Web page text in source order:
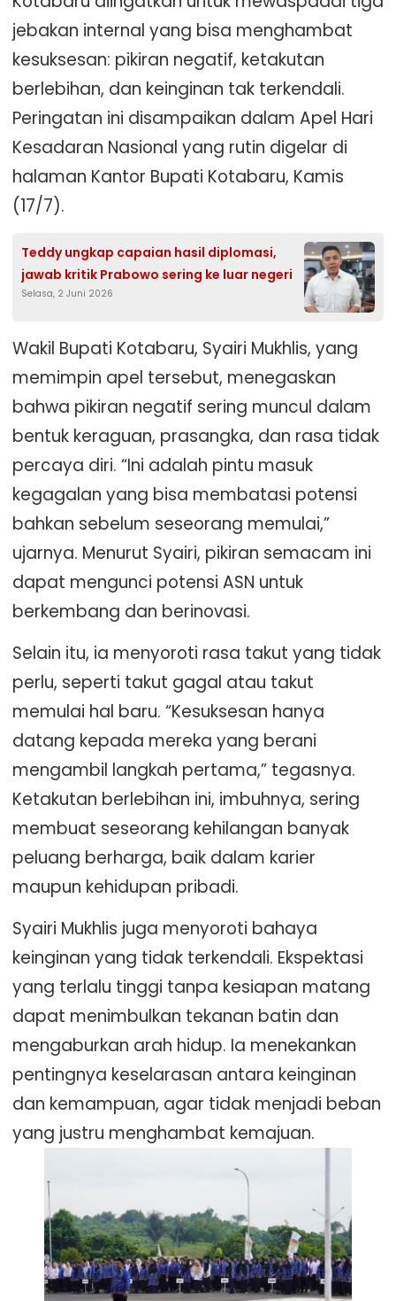
jebakan internal yang bisa menghambat
kesuksesan: pikiran negatif, ketakutan
berlebihan, dan keinginan tak terkendali.
Peringatan ini disampaikan dalam Apel Hari
Kesadaran Nasional yang rutin digelar di
halaman Kantor Bupati Kotabaru, Kamis
(17/7).
Teddy ungkap capaian hasil diplomasi,
jawab kritik Prabowo sering ke luar negeri
Selasa, 2 Juni 2026
Wakil Bupati Kotabaru, Syairi Mukhlis, yang
memimpin apel tersebut, menegaskan
bahwa pikiran negatif sering muncul dalam
bentuk keraguan, prasangka, dan rasa tidak
percaya diri. “Ini adalah pintu masuk
kegagalan yang bisa membatasi potensi
bahkan sebelum seseorang memulai,”
ujarnya. Menurut Syairi, pikiran semacam ini
dapat mengunci potensi ASN untuk
berkembang dan berinovasi.
Selain itu, ia menyoroti rasa takut yang tidak
perlu, seperti takut gagal atau takut
memulai hal baru. “Kesuksesan hanya
datang kepada mereka yang berani
mengambil langkah pertama,” tegasnya.
Ketakutan berlebihan ini, imbuhnya, sering
membuat seseorang kehilangan banyak
peluang berharga, baik dalam karier
maupun kehidupan pribadi.
Syairi Mukhlis juga menyoroti bahaya
keinginan yang tidak terkendali. Ekspektasi
yang terlalu tinggi tanpa kesiapan matang
dapat menimbulkan tekanan batin dan
mengaburkan arah hidup. Ia menekankan
pentingnya keselarasan antara keinginan
dan kemampuan, agar tidak menjadi beban
yang justru menghambat kemajuan.